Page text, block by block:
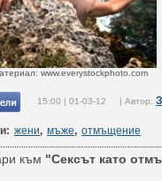
www.everystockphoto.com
15:00 | 01-03-12 | Автор:
жени, мъже, отмъщение
към "Сексът като